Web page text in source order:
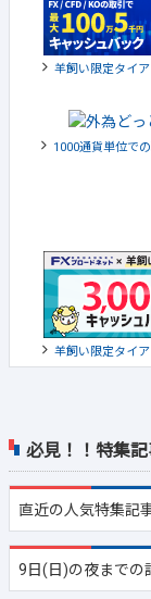
必見！！特集
直近の人気特集記
9日(日)の夜までの
羊飼い限定タイア
1000通貨単位で
羊飼い限定タイア